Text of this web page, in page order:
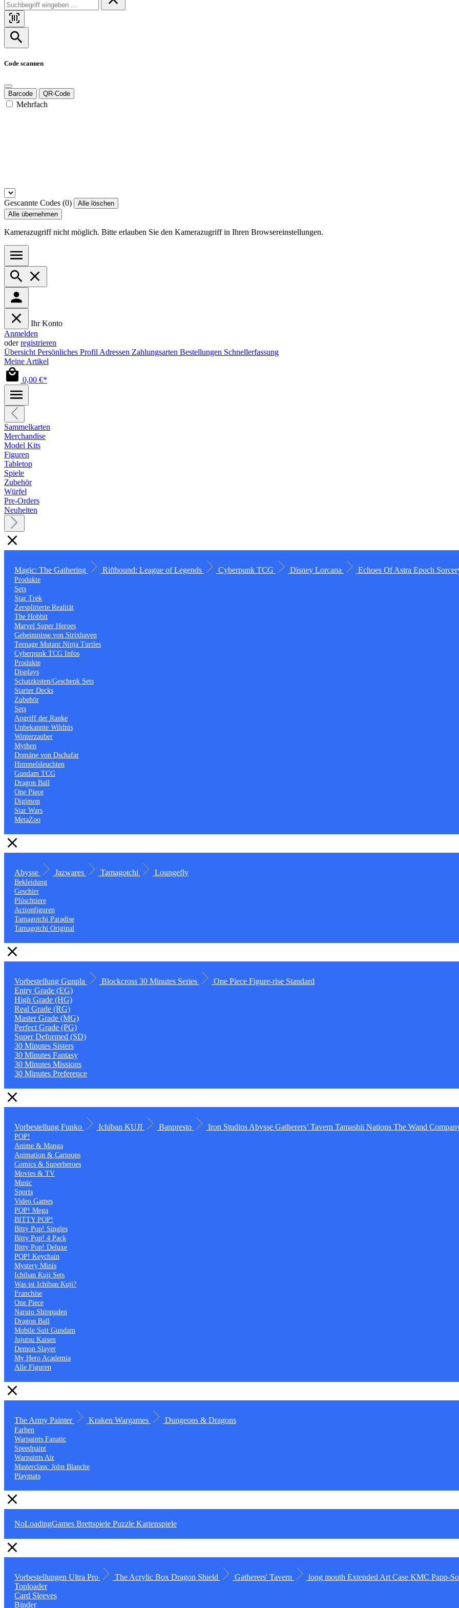
Code scannen
Barcode QR-Code
Mehrfach
Gescannte Codes (0)
Alle löschen
Alle übernehmen
Kamerazugriff nicht möglich. Bitte erlauben Sie den Kamerazugriff in Ihren Browsereinstellungen.
Ihr Konto
Anmelden
oderregistrieren
Übersicht Persönliches Profil Adressen Zahlungsarten Bestellungen Schnellerfassung
Meine Artikel
0,00 €*
Sammelkarten
Merchandise
Model Kits
Figuren
Tabletop
Spiele
Zubehör
Würfel
Pre-Orders
Neuheiten
Magic: The Gathering Riftbound: League of Legends Cyberpunk TCG Disney Lorcana Echoes Of Astra Epoch
Produkte
Sets
Star Trek
Zersplitterte Realität
The Hobbit
Marvel Super Heroes
Geheimnisse von Strixhaven
Teenage Mutant Ninja Turtles
Cyberpunk TCG Infos
Produkte
Displays
Schatzkisten/Geschenk Sets
Starter Decks
Zubehör
Sets
Angriff der Ranke
Unbekannte Wildnis
Winterzauber
Mythen
Domäne von Dschafar
Himmelsleuchten
Gundam TCG
Dragon Ball
One Piece
Digimon
Star Wars
MetaZoo
Abysse Jazwares Tamagotchi Loungefly
Bekleidung
Geschirr
Plüschtiere
Actionfiguren
Tamagotchi Paradise
Tamagotchi Original
Vorbestellung Gunpla Blockcross 30 Minutes Series One Piece Figure-rise Standard
Entry Grade (EG)
High Grade (HG)
Real Grade (RG)
Master Grade (MG)
Perfect Grade (PG)
Super Deformed (SD)
30 Minutes Sisters
30 Minutes Fantasy
30 Minutes Missions
30 Minutes Preference
Vorbestellung Funko Ichiban KUJI Banpresto Iron Studios Abysse Gatherers’ Tavern Tamashii Nations The Wand
POP!
Anime & Manga
Animation & Cartoons
Comics & Superheroes
Movies & TV
Music
Sports
Video Games
POP! Mega
BITTY POP!
Bitty Pop! Singles
Bitty Pop! 4 Pack
Bitty Pop! Deluxe
POP! Keychain
Mystery Minis
Ichiban Kuji Sets
Was ist Ichiban Kuji?
Franchise
One Piece
Naruto Shippuden
Dragon Ball
Mobile Suit Gundam
Jujutsu Kaisen
Demon Slayer
My Hero Academia
Alle Figuren
The Army Painter Kraken Wargames Dungeons & Dragons
Farben
Warpaints Fanatic
Speedpaint
Warpaints Air
Masterclass: John Blanche
Playmats
NoLoadingGames Brettspiele Puzzle Kartenspiele
Vorbestellungen Ultra Pro The Acrylic Box Dragon Shield Gatherers' Tavern long mouth Extended Art Case KMC Papp-
Toploader
Card Sleeves
Binder